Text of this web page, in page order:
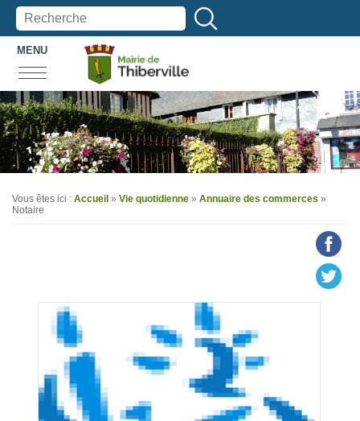
MENU
Vous êtes ici : Accueil » Vie quotidienne » Annuaire des commerces »
Notaire